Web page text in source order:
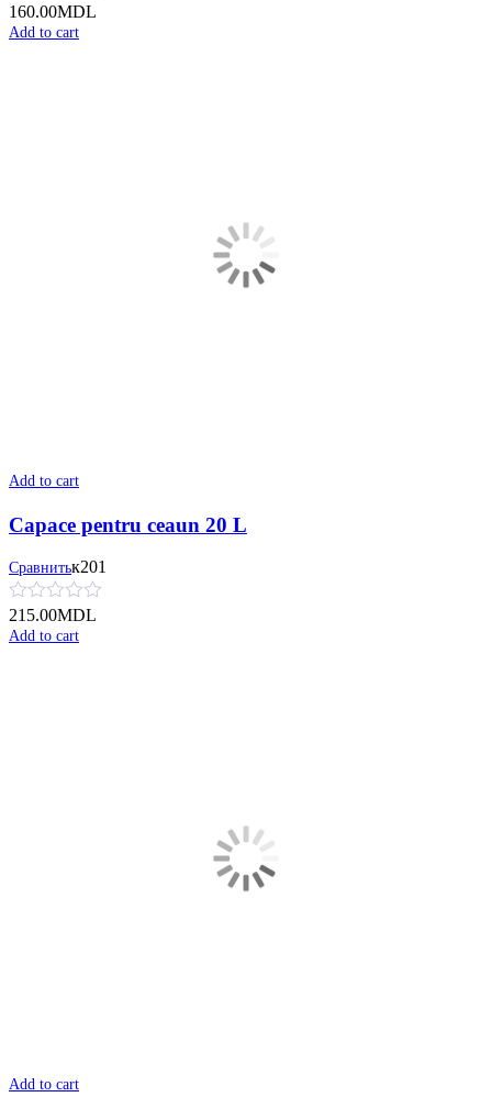
160.00MDL
Add to cart
Add to cart
Capace pentru ceaun 20 L
Сравнитьк201
215.00MDL
Add to cart
Add to cart